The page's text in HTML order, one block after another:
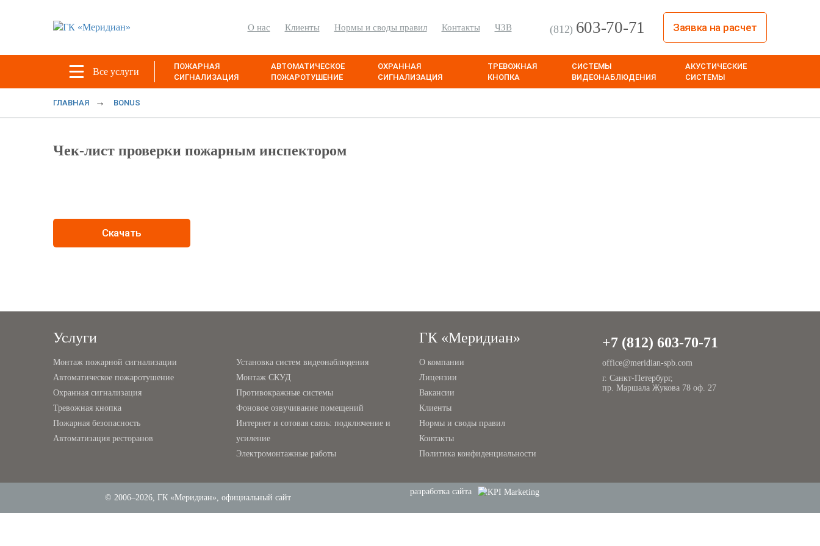
О нас Клиенты Нормы и своды правил Контакты ЧЗВ (812) 603-70-71 Заявка на расчет
Все услуги
ПОЖАРНАЯ
СИГНАЛИЗАЦИЯ
АВТОМАТИЧЕСКОЕ
ПОЖАРОТУШЕНИЕ
ОХРАННАЯ
СИГНАЛИЗАЦИЯ
ТРЕВОЖНАЯ
КНОПКА
СИСТЕМЫ
ВИДЕОНАБЛЮДЕНИЯ
АКУСТИЧЕСКИЕ
СИСТЕМЫ
ГЛАВНАЯ BONUS
Чек-лист проверки пожарным инспектором
Скачать
Услуги
Монтаж пожарной сигнализации
Автоматическое пожаротушение
Охранная сигнализация
Тревожная кнопка
Пожарная безопасность
Автоматизация ресторанов
Установка систем видеонаблюдения
Монтаж СКУД
Противокражные системы
Фоновое озвучивание помещений
Интернет и сотовая связь: подключение и
усиление
Электромонтажные работы
ГК «Меридиан»
О компании
Лицензии
Вакансии
Клиенты
Нормы и своды правил
Контакты
Политика конфиденциальности
+7 (812) 603-70-71
office@meridian-spb.com
г. Санкт-Петербург,
пр. Маршала Жукова 78 оф. 27
© 2006–2026, ГК «Меридиан», официальный сайт
разработка сайта